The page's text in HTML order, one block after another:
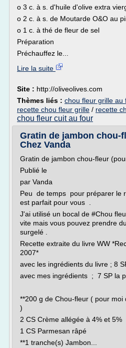
o 3 c. à s. d'huile d'olive extra
o 2 c. à s. de Moutarde O&O au
o 1 c. à thé de fleur de sel
Préparation
Préchauffez le...
Lire la suite
Site : http://oliveolives.com
Thèmes liés : chou fleur grille au
recette chou fleur grille / recette
chou fleur cuit au four
Gratin de jambon chou-
Chez Vanda
Gratin de jambon chou-fleur
Publié le
par Vanda
Peu de temps pour préparer le
est parfait pour vous .
J'ai utilisé un bocal de #Chou
vite mais vous pouvez prendre
surgelé .
Recette extraite du livre WW
2007*
avec les ingrédients du livre ; 8
avec mes ingrédients ; 7 SP la
**200 g de Chou-fleur ( pour
)
2 CS Crème allégée à 4% et 5%
1 CS Parmesan râpé
**1 tranche(s) Jambon...